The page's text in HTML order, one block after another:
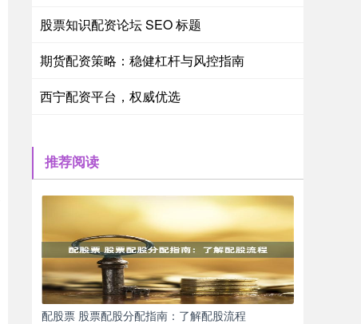
股票知识配资论坛 SEO 标题
期货配资策略：稳健杠杆与风控指南
西宁配资平台，权威优选
推荐阅读
配股票 股票配股分配指南：了解配股流程